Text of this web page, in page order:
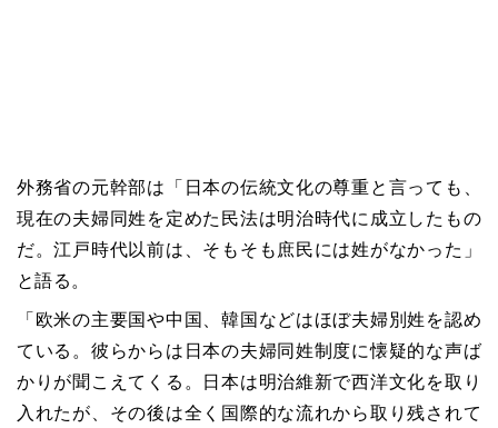
外務省の元幹部は「日本の伝統文化の尊重と言っても、
現在の夫婦同姓を定めた民法は明治時代に成立したもの
だ。江戸時代以前は、そもそも庶民には姓がなかった」
と語る。
「欧米の主要国や中国、韓国などはほぼ夫婦別姓を認め
ている。彼らからは日本の夫婦同姓制度に懐疑的な声ば
かりが聞こえてくる。日本は明治維新で西洋文化を取り
入れたが、その後は全く国際的な流れから取り残されて